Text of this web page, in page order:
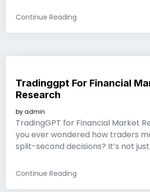
Continue Reading
Tradinggpt For Financial
Research
byadmin
TradingGPT for Financial Market
you ever wondered how traders
split-second decisions? It’s not just
Continue Reading